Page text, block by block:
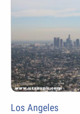
Los Angeles